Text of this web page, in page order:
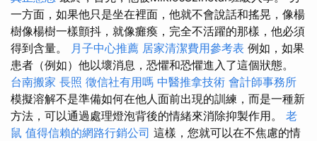
一方面，如果他只是坐在裡面，他就不會說話和搖晃，像楊
樹像楊樹一樣顫抖，就像癱瘓，完全不活躍的那樣，他必須
得到含量。
月子中心推薦 居家清潔費用參考表 例如，如果
患者（例如）他以壞消息，恐懼和恐懼進入了這個狀態。
台南搬家 長照 徵信社有用嗎 中醫推拿技術 會計師事務所
模擬溶解不是準備如何在他人面前出現的訓練，而是一種新
方法，可以通過處理燈泡背後的情緒來消除抑製作用。 老
鼠 值得信賴的網路行銷公司 這樣，您就可以在不焦慮的情